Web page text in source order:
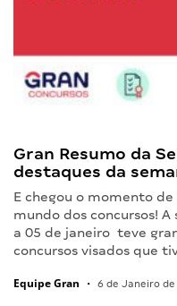
Gran Resumo da
destaques da
E chegou o momento
mundo dos concursos!
a 05 de janeiro teve
concursos visados que
Equipe Gran • 6 de Janeiro de